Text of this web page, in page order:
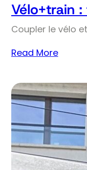
Vélo+train
Coupler le vélo
Read More